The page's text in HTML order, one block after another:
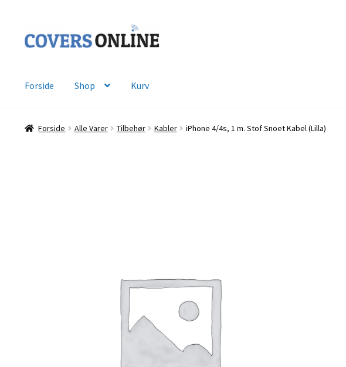
til
til
Forside Shop Kurv
Forside Alle Varer Tilbehør Kabler iPhone 4/4s, 1 m. Stof Snoet Kabel (Lilla)